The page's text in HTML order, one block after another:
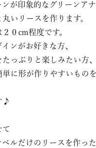
が印象的なグリーンア
いリースを作ります。
０cm程度です。
ンがお好きな方、
っぷりと楽しみたい方、
に形が作りやすいもの
♪
て
ルだけのリースを作った